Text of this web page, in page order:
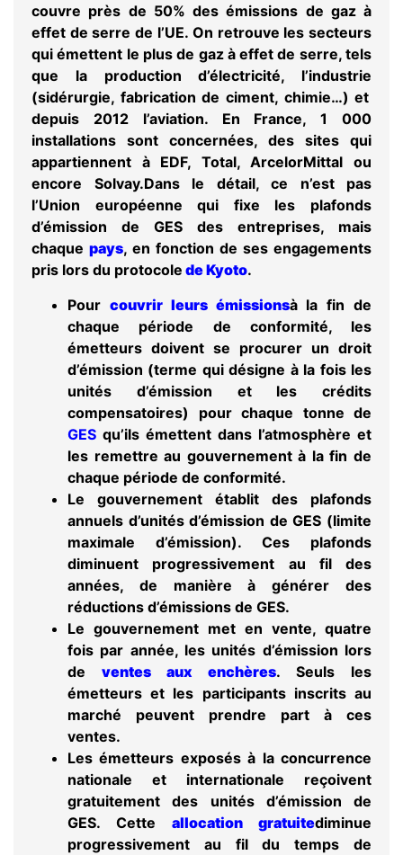
couvre près de 50% des émissions de gaz à
effet de serre de l’UE. On retrouve les secteurs
qui émettent le plus de gaz à effet de serre, tels
que la productiond’électricité, l’industrie
(sidérurgie, fabrication de ciment, chimie…) et
depuis 2012 l’aviation. En France, 1 000
installations sont concernées, des sites qui
appartiennent à EDF, Total, ArcelorMittal ou
encore Solvay.Dans le détail, ce n’est pas
l’Union européenne qui fixe les plafonds
d’émission de GES des entreprises, mais
chaque pays, en fonction de ses engagements
pris lors du protocole de Kyoto.
Pour couvrir leurs émissionsà la fin de
chaque période de conformité, les
émetteurs doivent se procurer un droit
d’émission (terme qui désigne à la fois les
unités d’émission et les crédits
compensatoires) pour chaque tonne de
GES qu’ils émettent dans l’atmosphère et
les remettre au gouvernement à la fin de
chaque période de conformité.
Le gouvernement établit des plafonds
annuels d’unités d’émission de GES (limite
maximale d’émission). Ces plafonds
diminuent progressivement au fil des
années, de manière à générer des
réductions d’émissions de GES.
Le gouvernement met en vente, quatre
fois par année, les unités d’émission lors
de ventes aux enchères. Seuls les
émetteurs et les participants inscrits au
marché peuvent prendre part à ces
ventes.
Les émetteurs exposés à la concurrence
nationale et internationale reçoivent
gratuitement des unités d’émission de
GES. Cette allocation gratuitediminue
progressivement au fil du temps de